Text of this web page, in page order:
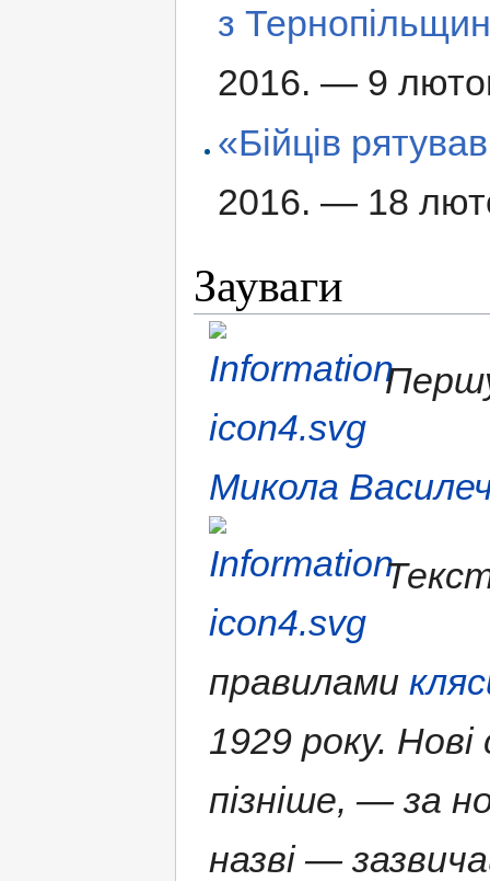
з
2016. — 9
«Бійців
2016. — 18
Зауваги
Першу
Микола
правилами
1929 року.
пізніше, — за
назві —